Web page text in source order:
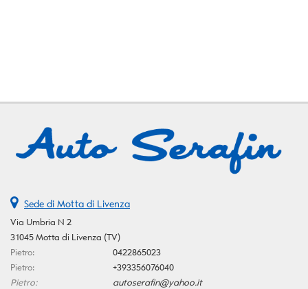
Sede di Motta di Livenza
Via Umbria N 2
31045 Motta di Livenza (TV)
Pietro:
0422865023
Pietro:
+393356076040
Pietro:
autoserafin@yahoo.it